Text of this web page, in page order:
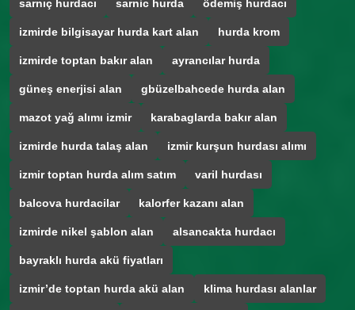
sarnıç hurdacı sarnic hurda ödemiş hurdacı
izmirde bilgisayar hurda kart alan hurda krom
izmirde toptan bakır alan ayrancılar hurda
güneş enerjisi alan gbüzelbahcede hurda alan
mazot yağ alımı izmir karabaglarda bakır alan
izmirde hurda talaş alan izmir kurşun hurdası alımı
izmir toptan hurda alım satım varil hurdası
balcova hurdacilar kalorfer kazanı alan
izmirde nikel şablon alan alsancakta hurdacı
bayraklı hurda akü fiyatları
izmir’de toptan hurda akü alan klima hurdası alanlar